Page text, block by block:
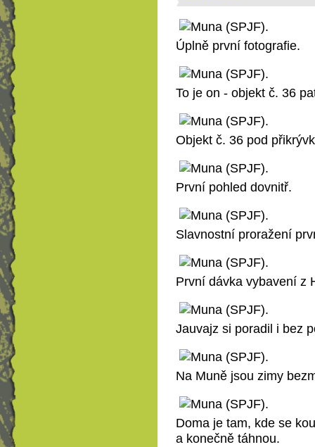
Úplně první fotografie.
To je on - objekt č. 36
Objekt č. 36 pod
První pohled dovnitř.
Slavnostní proražení
První dávka vybavení z
Jauvajz si poradil i bez
Na Muně jsou zimy
Doma je tam, kde se
a konečně táhnou.